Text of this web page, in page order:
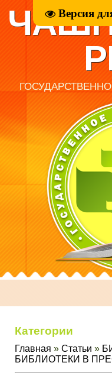
Версия
Категории
Главная »Статьи »
БИБЛИОТЕКИ В